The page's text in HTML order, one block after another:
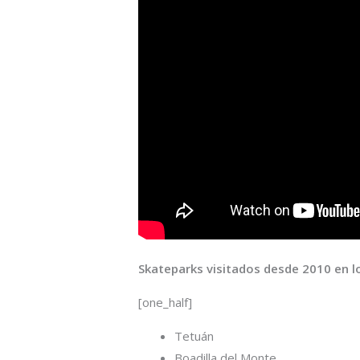
Skateparks visitados desde 2010 en
[one_half]
Tetuán